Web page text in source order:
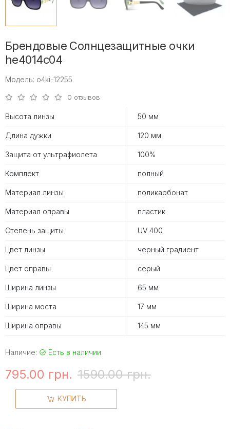
Брендовые Солнцезащитные очки
he4014c04
Модель: o4ki-12255
0 отзывов
Высота линзы 50 мм
Длина дужки 120 мм
Защита от ультрафиолета 100%
Комплект полный
Материал линзы поликарбонат
Материал оправы пластик
Степень защиты UV 400
Цвет линзы черный градиент
Цвет оправы серый
Ширина линзы 65 мм
Ширина моста 17 мм
Ширина оправы 145 мм
Наличие: Есть в наличии
795.00 грн. 1590.00 грн.
КУПИТЬ